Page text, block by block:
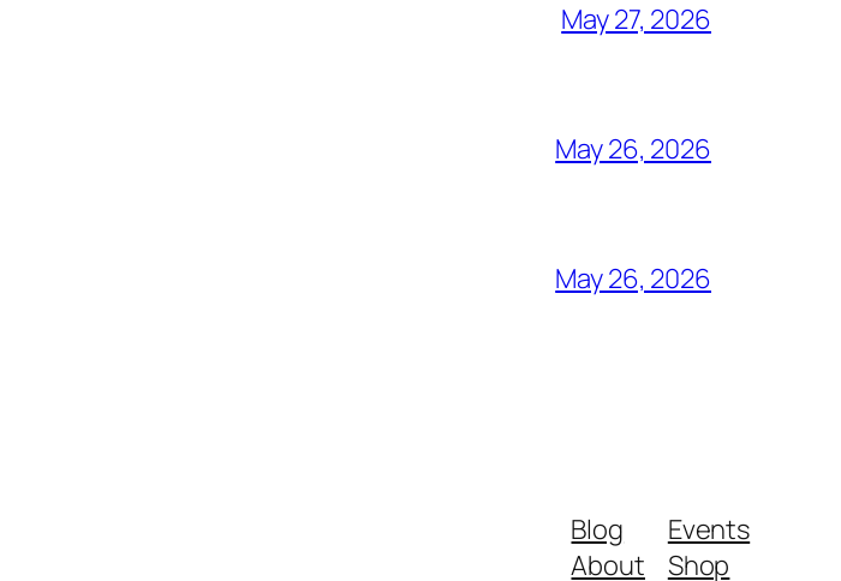
May 27, 2026
May 26, 2026
May 26, 2026
Blog
About
Events
Shop